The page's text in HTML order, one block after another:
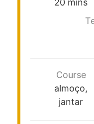
20 mins
Course
almoço,
jantar